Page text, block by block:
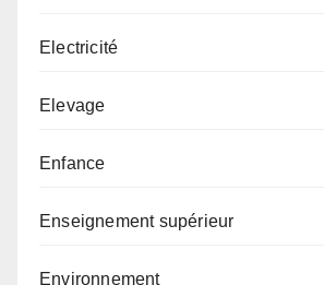
Electricité
Elevage
Enfance
Enseignement supérieur
Environnement